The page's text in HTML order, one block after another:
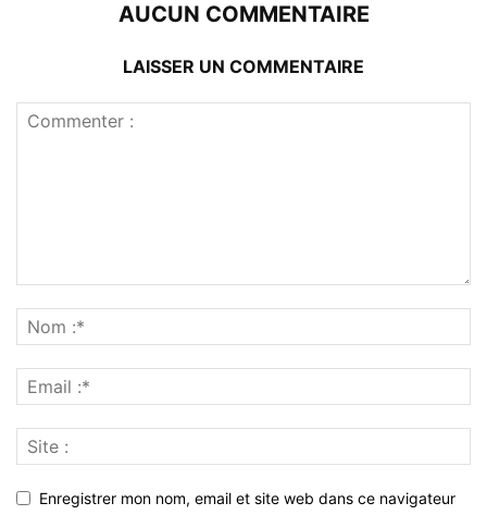
AUCUN COMMENTAIRE
LAISSER UN COMMENTAIRE
Enregistrer mon nom, email et site web dans ce navigateur